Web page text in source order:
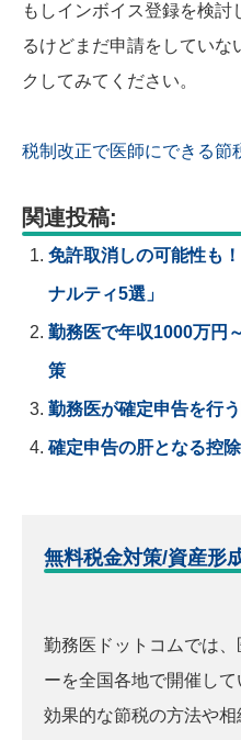
もしインボイス登録を検
るけどまだ申請をしていな
クしてみてください。
税制改正で医師にできる節
関連投稿:
免許取消しの可能性も
ナルティ5選」
勤務医で年収1000万円
策
勤務医が確定申告を行
確定申告の肝となる控
無料税金対策/資産形
勤務医ドットコムでは
ーを全国各地で開催して
効果的な節税の方法や相